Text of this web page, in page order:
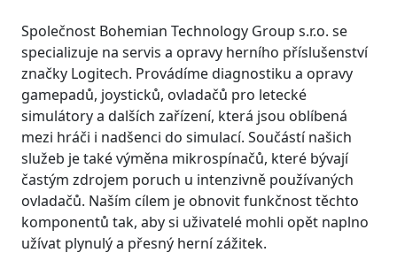
Společnost Bohemian Technology Group s.r.o. se
specializuje na servis a opravy herního příslušenství
značky Logitech. Provádíme diagnostiku a opravy
gamepadů, joysticků, ovladačů pro letecké
simulátory a dalších zařízení, která jsou oblíbená
mezi hráči i nadšenci do simulací. Součástí našich
služeb je také výměna mikrospínačů, které bývají
častým zdrojem poruch u intenzivně používaných
ovladačů. Naším cílem je obnovit funkčnost těchto
komponentů tak, aby si uživatelé mohli opět naplno
užívat plynulý a přesný herní zážitek.